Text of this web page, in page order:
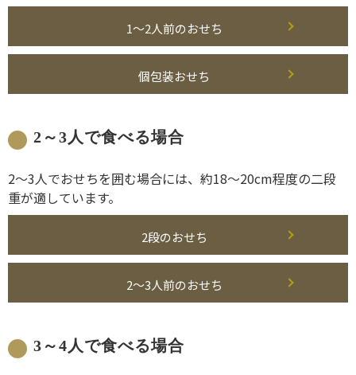
1～2人前のおせち
個包装おせち
2～3人で食べる場合
2～3人でおせちを囲む場合には、約18～20cm程度の二段
重が適しています。
2段のおせち
2～3人前のおせち
3～4人で食べる場合